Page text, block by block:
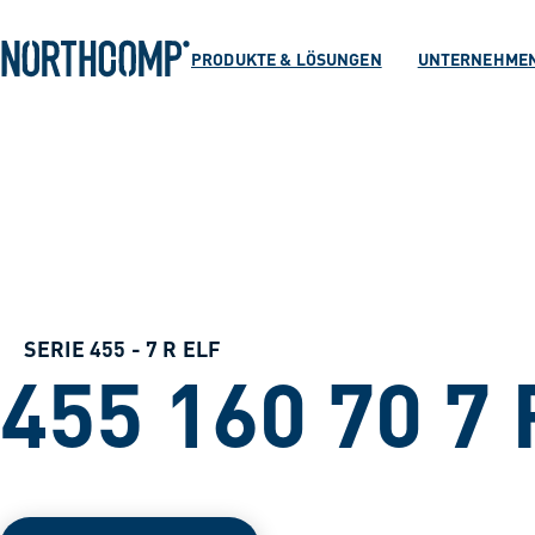
Zur Navigation springen
PRODUKTE & LÖSUNGEN
SERIE 455 - 7 R ELF
455 160 70 7